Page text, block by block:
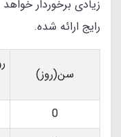
زیادی برخوردار
رایج ارائه شده.
سن(روز)
0